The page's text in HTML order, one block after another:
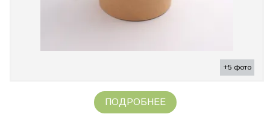
+5 фото
ПОДРОБНЕЕ